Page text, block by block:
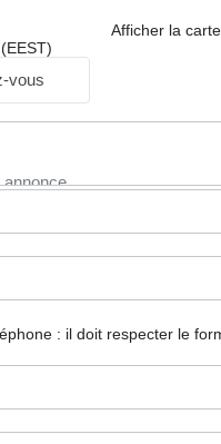
Afficher la carte
vous
: il doit respecter le